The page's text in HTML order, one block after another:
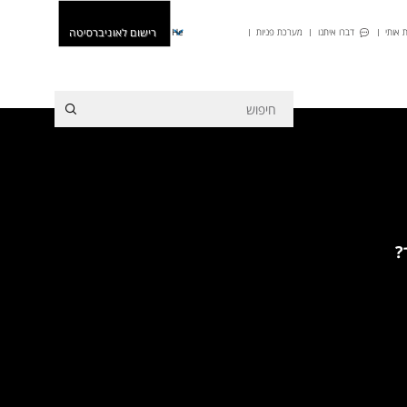
אותי דברו איתנו מערכת פניות He רישום לאוניברסיטה